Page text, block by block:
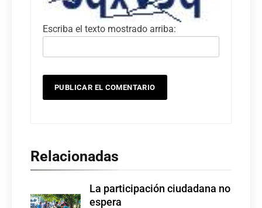
Escriba el texto mostrado arriba:
Relacionadas
La participación ciudadana no
espera